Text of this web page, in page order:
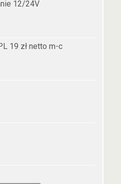
12/24V
19 zł netto m-c